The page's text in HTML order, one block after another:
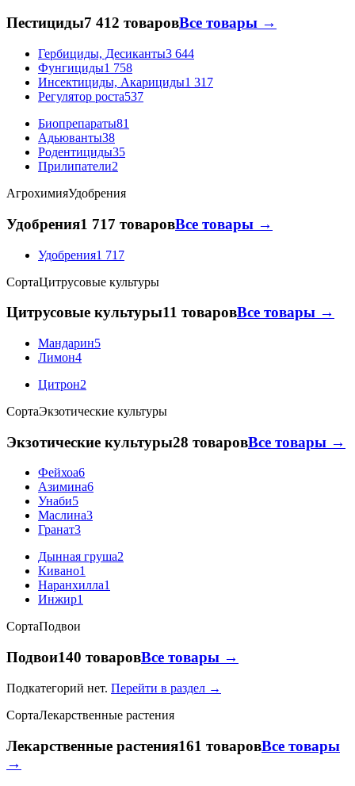
Пестициды7 412 товаровВсе товары →
Гербициды, Десиканты3 644
Фунгициды1 758
Инсектициды, Акарициды1 317
Регулятор роста537
Биопрепараты81
Адьюванты38
Родентициды35
Прилипатели2
АгрохимияУдобрения
Удобрения1 717 товаровВсе товары →
Удобрения1 717
СортаЦитрусовые культуры
Цитрусовые культуры11 товаровВсе товары →
Мандарин5
Лимон4
Цитрон2
СортаЭкзотические культуры
Экзотические культуры28 товаровВсе товары →
Фейхоа6
Азимина6
Унаби5
Маслина3
Гранат3
Дынная груша2
Кивано1
Наранхилла1
Инжир1
СортаПодвои
Подвои140 товаровВсе товары →
Подкатегорий нет. Перейти в раздел →
СортаЛекарственные растения
Лекарственные растения161 товаровВсе товары
→